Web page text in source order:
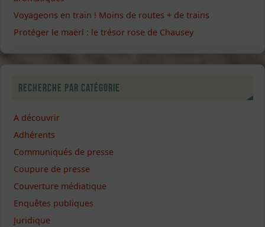
Voyageons en train ! Moins de routes + de trains
Protéger le maërl : le trésor rose de Chausey
Recherche par catégorie
A découvrir
Adhérents
Communiqués de presse
Coupure de presse
Couverture médiatique
Enquêtes publiques
Juridique